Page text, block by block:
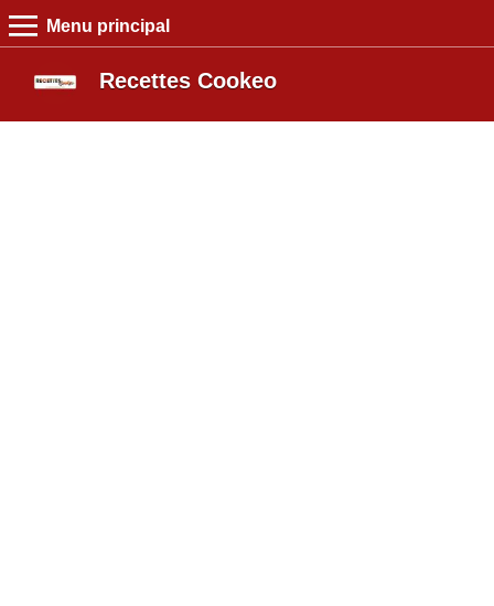
Recettes Cookeo
MENU PRINCIPAL
Menu principal
Recettes Cookeo